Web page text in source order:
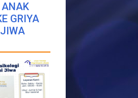
GRIYA